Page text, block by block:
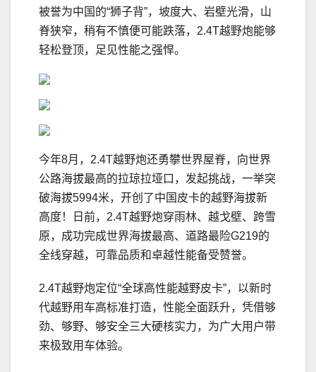
被誉为中国的“狮子背”，坡度大、岩壁光滑，山
脊狭窄，稍有不慎便可能跌落，2.4T越野炮能够
轻松登顶，足见性能之强悍。
今年8月，2.4T越野炮还勇攀世界屋脊，向世界
公路海拔最高的拉琼拉垭口，发起挑战，一举突
破海拔5994米，开创了中国皮卡的越野海拔新
高度！日前，2.4T越野炮穿雨林、越戈壁、跨雪
原，成功完成世界海拔最高、道路最险G219的
全线穿越，可靠品质和卓越性能备受赞誉。
2.4T越野炮定位“全球高性能越野皮卡”，以新时
代越野用车高标准打造，性能全面跃升，凭借够
劲、够野、够安全三大硬核实力，为广大用户带
来极致用车体验。